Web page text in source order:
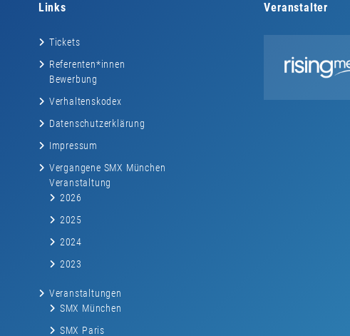
Links
Tickets
Referenten*innen
Bewerbung
Verhaltenskodex
Datenschutzerklärung
Impressum
Vergangene SMX München
Veranstaltung
2026
2025
2024
2023
Veranstaltungen
SMX München
SMX Paris
Veranstalter